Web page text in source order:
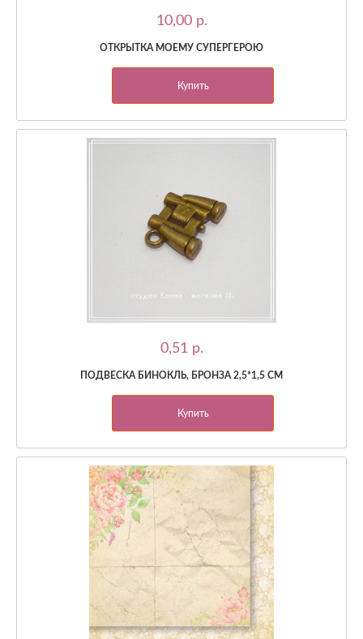
10,00 p.
ОТКРЫТКА МОЕМУ СУПЕРГЕРОЮ
Купить
0,51 p.
ПОДВЕСКА БИНОКЛЬ, БРОНЗА 2,5*1,5 СМ
Купить